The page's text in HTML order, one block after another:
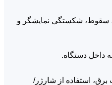
سقوط، شکستگی نمایشگر و
داخل دستگاه.
استفاده از شارژر/